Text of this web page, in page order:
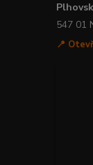
547 01
📍